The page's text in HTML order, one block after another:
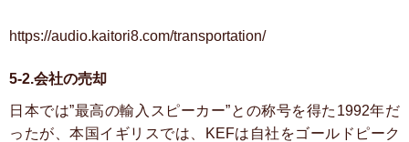
https://audio.kaitori8.com/transportation/
5-2.会社の売却
日本では”最高の輸入スピーカー”との称号を得た1992年だ
ったが、本国イギリスでは、KEFは自社をゴールドピーク